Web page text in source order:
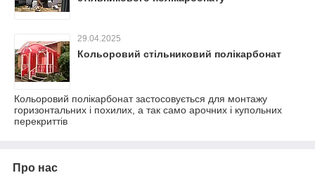
29.04.2025
Кольоровий стільниковий полікарбонат
Кольоровий полікарбонат застосовується для монтажу
горизонтальних і похилих, а так само арочних і купольних
перекриттів
Про нас